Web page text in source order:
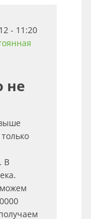
- 11:20
не
В